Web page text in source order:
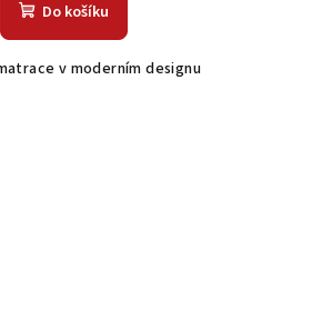
Do košíku
v moderním designu